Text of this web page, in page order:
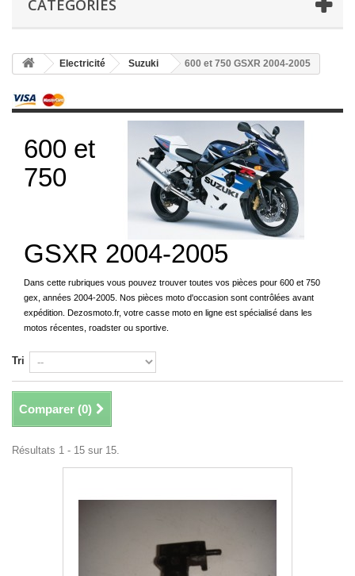
CATÉGORIES
Electricité Suzuki 600 et 750 GSXR 2004-2005
600 et
750
GSXR 2004-2005
Dans cette rubriques vous pouvez trouver toutes vos pièces pour 600 et 750
gex, années 2004-2005. Nos pièces moto d'occasion sont contrôlées avant
expédition. Dezosmoto.fr, votre casse moto en ligne est spécialisé dans les
motos récentes, roadster ou sportive.
Tri
Comparer (0)
Résultats 1 - 15 sur 15.